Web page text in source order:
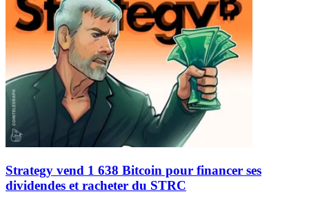
Strategy vend 1 638 Bitcoin pour financer ses
dividendes et racheter du STRC